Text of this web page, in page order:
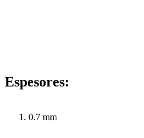
Espesores:
0.7 mm